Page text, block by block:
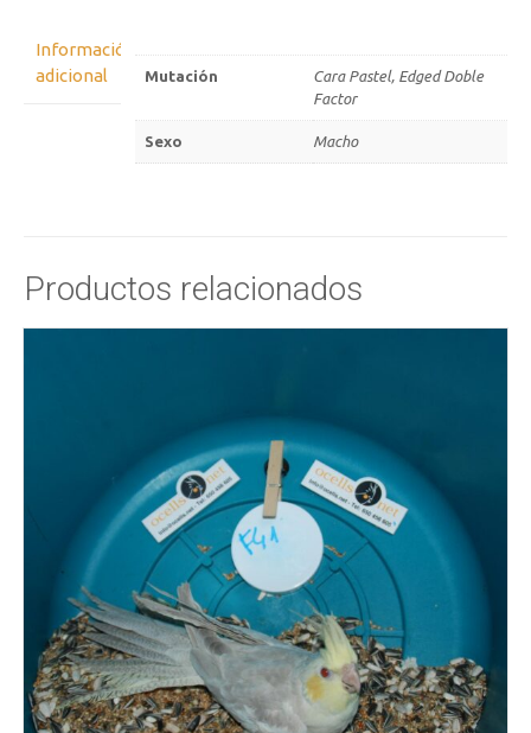
Información
adicional
Mutación
Cara Pastel, Edged Doble
Factor
Sexo Macho
Productos relacionados